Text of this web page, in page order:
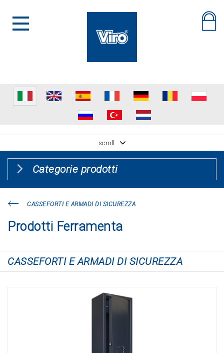
scroll
Categorie prodotti
CASSEFORTI E ARMADI DI SICUREZZA
Prodotti Ferramenta
CASSEFORTI E ARMADI DI SICUREZZA